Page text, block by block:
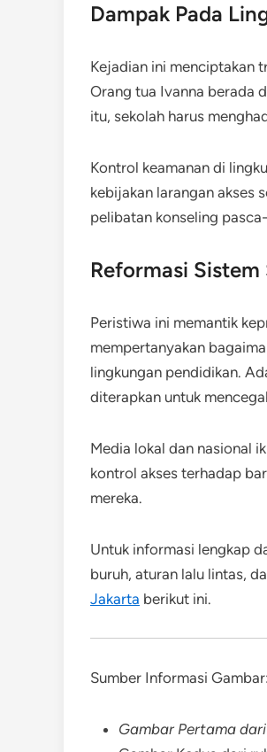
Dampak Pada
Kejadian ini menciptakan
Orang tua Ivanna berada
itu, sekolah harus
Kontrol keamanan di
kebijakan larangan akses
pelibatan konseling
Reformasi Sistem
Peristiwa ini memantik
mempertanyakan
lingkungan pendidikan.
diterapkan untuk
Media lokal dan nasional
kontrol akses terhadap
mereka.
Untuk informasi lengkap
buruh, aturan lalu lintas,
Jakarta berikut ini.
Sumber Informasi Gambar:
Gambar Pertama